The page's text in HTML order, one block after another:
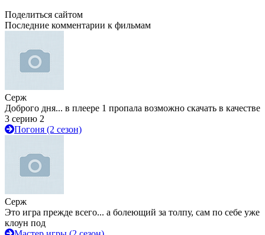
Поделиться сайтом
Последние комментарии к фильмам
Серж
Доброго дня... в плеере 1 пропала возможно скачать в качестве
3 серию 2
Погоня (2 сезон)
Серж
Это игра прежде всего... а болеющий за толпу, сам по себе уже
клоун под